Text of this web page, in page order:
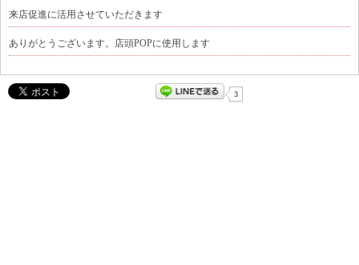
来店促進に活用させていただきます
ありがとうございます。店頭POPに使用します
3